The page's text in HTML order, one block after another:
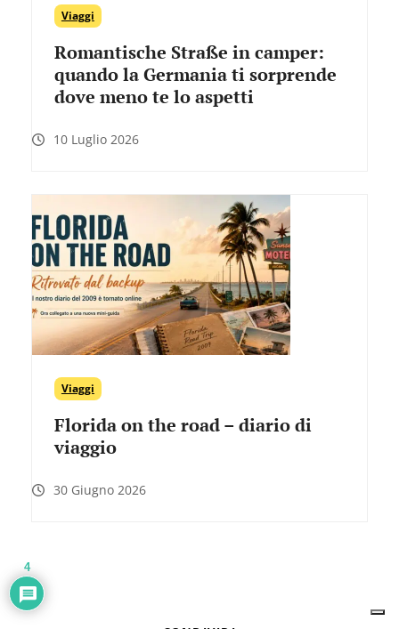
Viaggi
Romantische Straße in camper:
quando la Germania ti sorprende
dove meno te lo aspetti
10 Luglio 2026
Viaggi
Florida on the road – diario di
viaggio
30 Giugno 2026
4